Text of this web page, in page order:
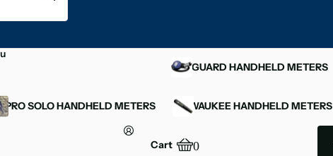
OXYGUARD HANDHELD METERS
PRO SOLO HANDHELD METERS MILWAUKEE HANDHELD METERS
Cart 0